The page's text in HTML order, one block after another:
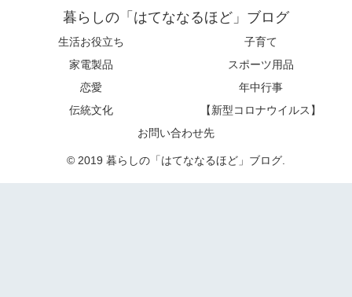
暮らしの「はてななるほど」ブログ
生活お役立ち
子育て
家電製品
スポーツ用品
恋愛
年中行事
伝統文化
【新型コロナウイルス】
お問い合わせ先
© 2019 暮らしの「はてななるほど」ブログ.